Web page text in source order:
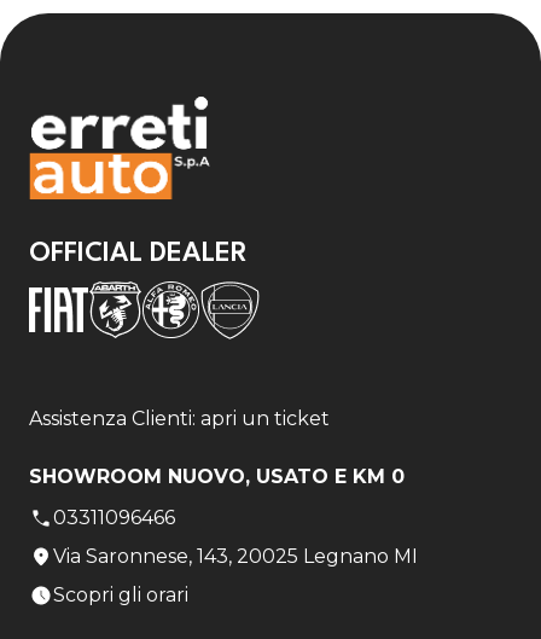
OFFICIAL DEALER
Assistenza Clienti: apri un ticket
SHOWROOM NUOVO, USATO E KM 0
03311096466
Via Saronnese, 143, 20025 Legnano MI
Scopri gli orari